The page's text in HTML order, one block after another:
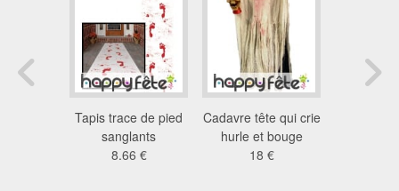
Tapis trace de pied
sanglants
8.66 €
Cadavre tête qui crie
hurle et bouge
18 €